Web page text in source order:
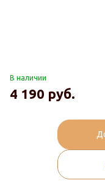
В наличии
4 190 руб.